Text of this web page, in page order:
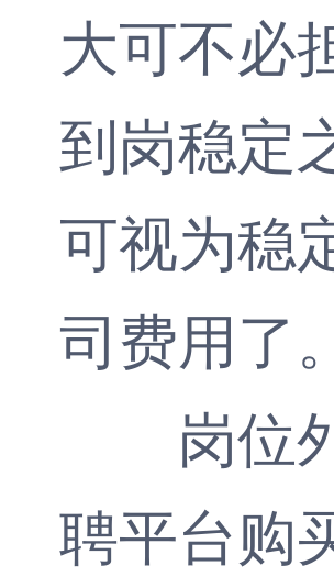
大可不必
到岗稳定
可视为稳
司费用了。
岗位外
聘平台购